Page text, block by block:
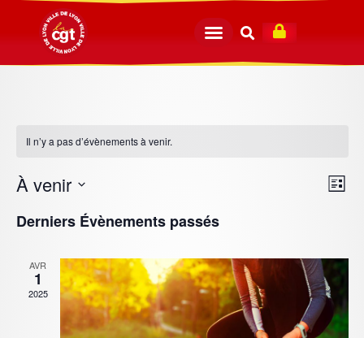
Il n’y a pas d’évènements à venir.
N
v
i
g
N
i
g
a
Liste
À venir
une
Derniers Évènements passés
AVR
1
2025